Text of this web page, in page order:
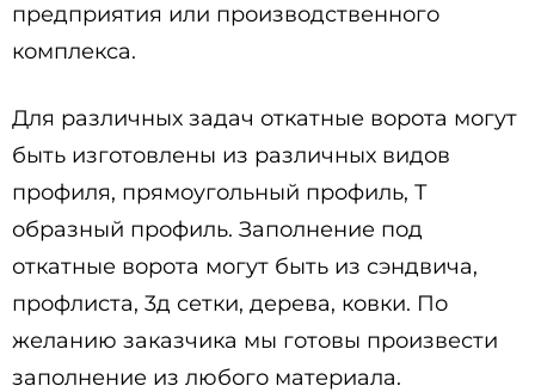
предприятия или производственного
комплекса.
Для различных задач откатные ворота могут
быть изготовлены из различных видов
профиля, прямоугольный профиль, Т
образный профиль. Заполнение под
откатные ворота могут быть из сэндвича,
профлиста, 3д сетки, дерева, ковки. По
желанию заказчика мы готовы произвести
заполнение из любого материала.